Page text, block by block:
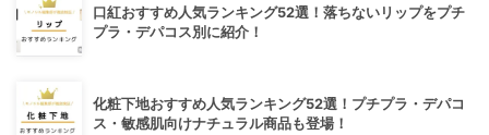
口紅おすすめ人気ランキング52選！落ちないリップをプチ
プラ・デパコス別に紹介！
化粧下地おすすめ人気ランキング52選！プチプラ・デパコ
ス・敏感肌向けナチュラル商品も登場！